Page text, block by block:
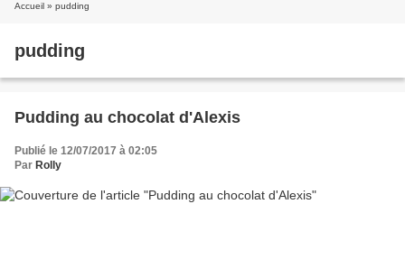
Accueil » pudding
pudding
Pudding au chocolat d'Alexis
Publié le 12/07/2017 à 02:05
Par Rolly